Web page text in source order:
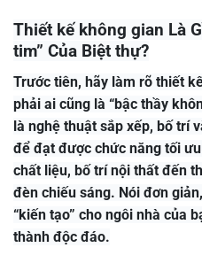
Thiết kế không gian Là
tim” Của Biệt thự?
Trước tiên, hãy làm rõ thiết
phải ai cũng là “bậc thầy
là nghệ thuật sắp xếp, bố trí
để đạt được chức năng tối
chất liệu, bố trí nội thất đến
đèn chiếu sáng. Nói đơn
“kiến tạo” cho ngôi nhà của
thành độc đáo.